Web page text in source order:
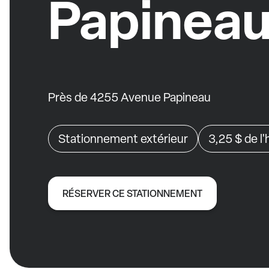
Papineau
Près de 4255 Avenue Papineau
Stationnement extérieur 3,25 $de
RÉSERVER CE STATIONNEMENT